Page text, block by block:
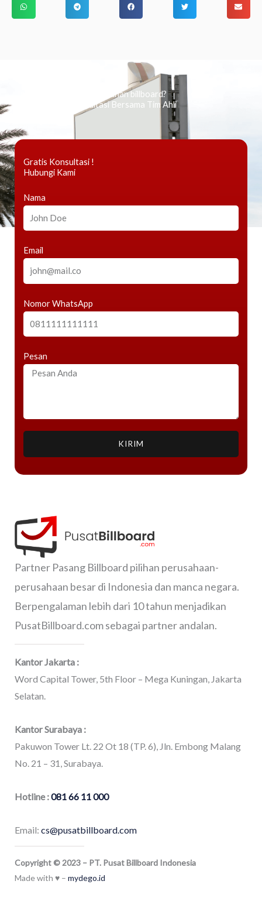
Ingin tahu tentang periklanan billboard?
Kami Berikan Konsultasi Bersama Tim Ahli
Gratis Konsultasi !
Hubungi Kami
Nama
Email
Nomor WhatsApp
Pesan
KIRIM
Partner Pasang Billboard pilihan perusahaan-
perusahaan besar di Indonesia dan manca negara.
Berpengalaman lebih dari 10 tahun menjadikan
PusatBillboard.com sebagai partner andalan.
Kantor Jakarta :
Word Capital Tower, 5th Floor – Mega Kuningan, Jakarta
Selatan.
Kantor Surabaya :
Pakuwon Tower Lt. 22 Ot 18 (TP. 6), Jln. Embong Malang
No. 21 – 31, Surabaya.
Hotline :081 66 11 000
Email: cs@pusatbillboard.com
Copyright © 2023 – PT. Pusat Billboard Indonesia
Made with ♥ – mydego.id